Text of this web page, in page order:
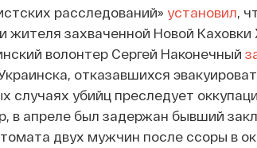
расследований» установил,
жителя захваченной Новой Каховки
волонтер Сергей Наконечный
отказавшихся
случаях убийц преследует
в апреле был задержан бывший
двух мужчин после ссоры в